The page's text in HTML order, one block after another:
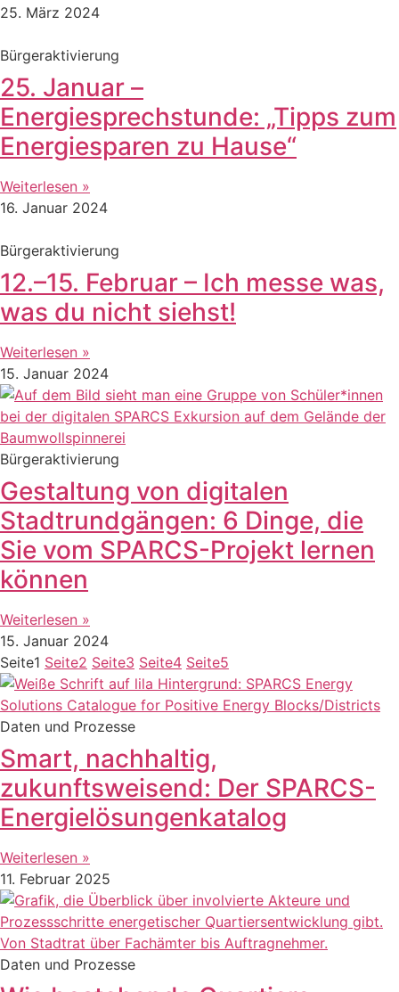
25. März 2024
Bürgeraktivierung
25. Januar –
Energiesprechstunde: „Tipps zum
Energiesparen zu Hause“
Weiterlesen »
16. Januar 2024
Bürgeraktivierung
12.–15. Februar – Ich messe was,
was du nicht siehst!
Weiterlesen »
15. Januar 2024
Bürgeraktivierung
Gestaltung von digitalen
Stadtrundgängen: 6 Dinge, die
Sie vom SPARCS-Projekt lernen
können
Weiterlesen »
15. Januar 2024
Seite1 Seite2 Seite3 Seite4 Seite5
Daten und Prozesse
Smart, nachhaltig,
zukunftsweisend: Der SPARCS-
Energielösungenkatalog
Weiterlesen »
11. Februar 2025
Daten und Prozesse